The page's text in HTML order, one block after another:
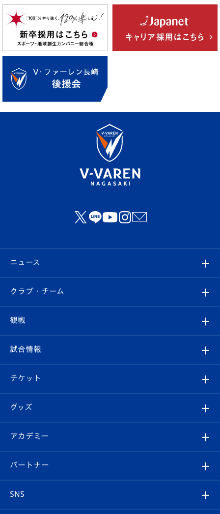
ニュース
すべて
クラブ
試合情報
チケット
イベント
メディア
ホームタウン
クラブ・チーム
クラブ概要
エンブレム紹介
スタッフプロフィール
マスコット紹介
観戦
観戦ルール
はじめての観戦ガイド
Revive Team
ヴィヴィくんの長崎おもてなしガイド
試合情報
試合日程/結果
フォトギャラリー
スタジアムグルメ
チケット
チケット
V-LOVERS（ファンクラブ）
プレイヤーズスイート
グッズ
オンラインショップ
店舗情報
アカデミー
育成からのお知らせ
U-18
パートナー
SNS